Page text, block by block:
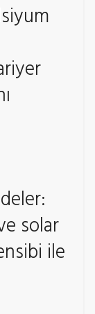
solar
ile